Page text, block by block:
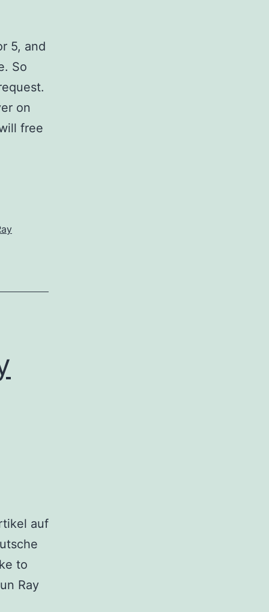
5, and
So
on
free
auf
to
Ray